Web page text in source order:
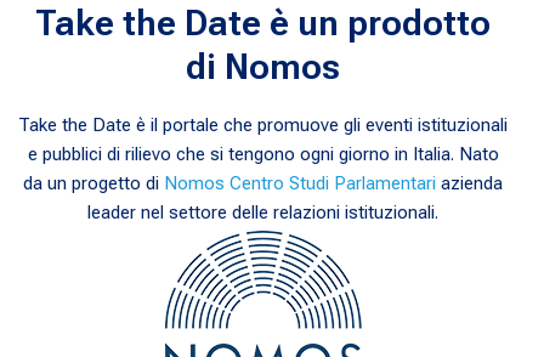
Take the Date è un prodotto
di Nomos
Take the Date è il portale che promuove gli eventi istituzionali
e pubblici di rilievo che si tengono ogni giorno in Italia. Nato
da un progetto di Nomos Centro Studi Parlamentari azienda
leader nel settore delle relazioni istituzionali.